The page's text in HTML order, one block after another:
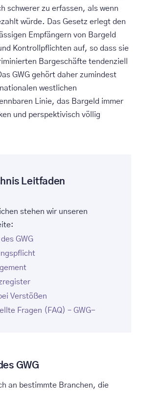
schwerer zu erfassen, als wenn
würde. Das Gesetz erlegt den
Empfängern von Bargeld
Kontrollpflichten auf, so dass sie
Bargeschäfte tendenziell
GWG gehört daher zumindest
westlichen
Linie, das Bargeld immer
und perspektivisch völlig
Leitfaden
stehen wir unseren
GWG
Verstößen
Fragen (FAQ) – GWG-
GWG
an bestimmte Branchen, die